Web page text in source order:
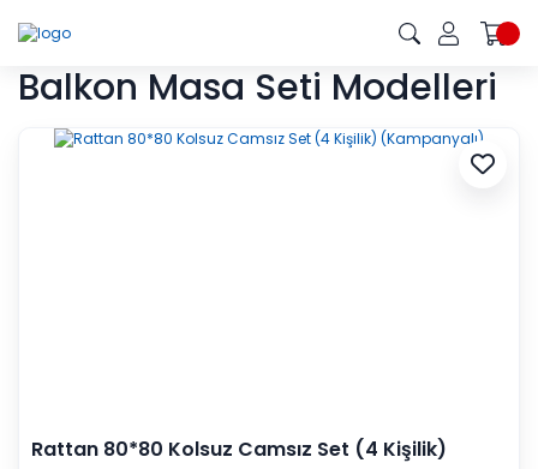
Balkon Masa Seti Modelleri
Rattan 80*80 Kolsuz Camsız Set (4 Kişilik)